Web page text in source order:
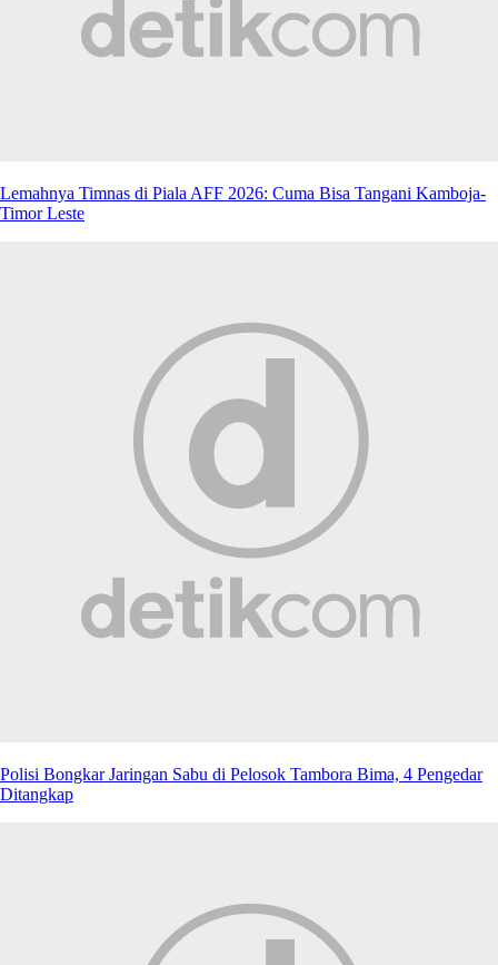
Lemahnya Timnas di Piala AFF 2026: Cuma Bisa Tangani Kamboja-
Timor Leste
Polisi Bongkar Jaringan Sabu di Pelosok Tambora Bima, 4 Pengedar
Ditangkap